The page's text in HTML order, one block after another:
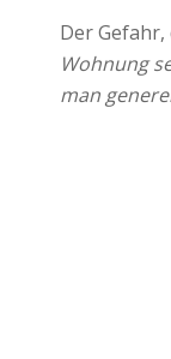
Der
Wohnung
man